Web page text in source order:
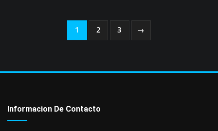
1 2 3 →
Informacion De Contacto